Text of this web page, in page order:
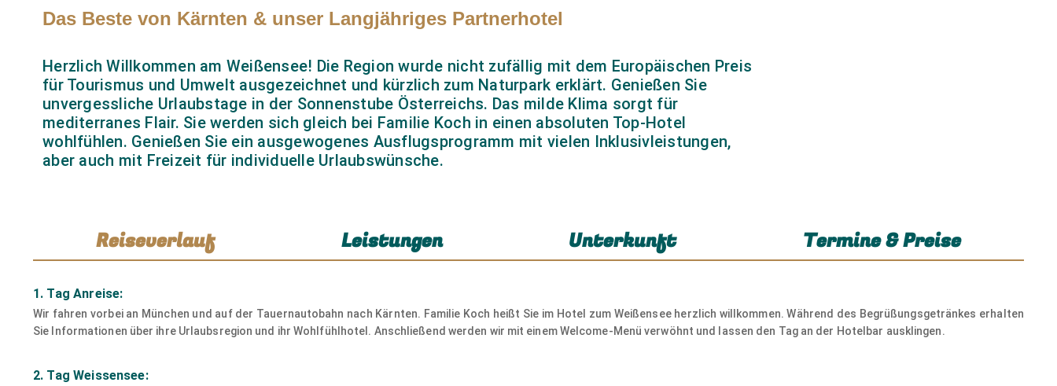
Das Beste von Kärnten & unser Langjähriges Partnerhotel
Herzlich Willkommen am Weißensee! Die Region wurde nicht zufällig mit dem Europäischen Preis
für Tourismus und Umwelt ausgezeichnet und kürzlich zum Naturpark erklärt. Genießen Sie
unvergessliche Urlaubstage in der Sonnenstube Österreichs. Das milde Klima sorgt für
mediterranes Flair. Sie werden sich gleich bei Familie Koch in einen absoluten Top-Hotel
wohlfühlen. Genießen Sie ein ausgewogenes Ausflugsprogramm mit vielen Inklusivleistungen,
aber auch mit Freizeit für individuelle Urlaubswünsche.
Reiseverlauf Leistungen Unterkunft Termine & Preise
1. Tag Anreise:
Wir fahren vorbei an München und auf der Tauernautobahn nach Kärnten. Familie Koch heißt Sie im Hotel zum Weißensee herzlich willkommen. Während des Begrüßungsgetränkes erhalten
Sie Informationen über ihre Urlaubsregion und ihr Wohlfühlhotel. Anschließend werden wir mit einem Welcome-Menü verwöhnt und lassen den Tag an der Hotelbar ausklingen.
2. Tag Weissensee: